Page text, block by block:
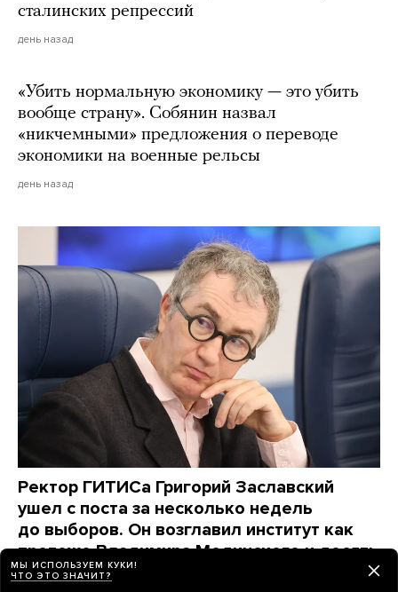
сталинских репрессий
день назад
«Убить нормальную экономику — это убить
вообще страну». Собянин назвал
«никчемными» предложения о переводе
экономики на военные рельсы
день назад
Ректор ГИТИСа Григорий Заславский
ушел с поста за несколько недель
до выборов. Он возглавил институт как
протеже Владимира Мединского и десять
лет старался нравиться власти
МЫ ИСПОЛЬЗУЕМ КУКИ!
ЧТО ЭТО ЗНАЧИТ?